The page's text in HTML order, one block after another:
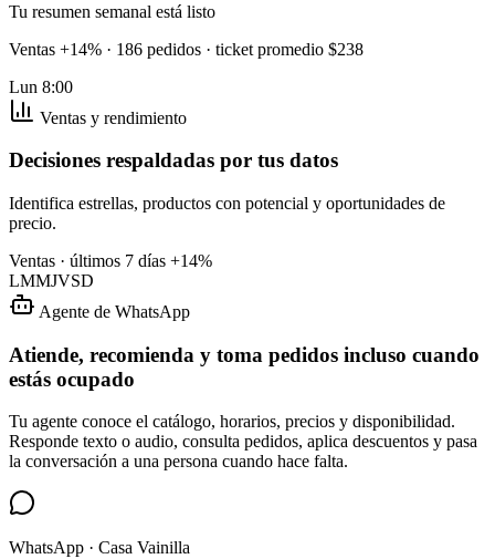
Tu resumen semanal está listo
Ventas +14% · 186 pedidos · ticket promedio $238
Lun 8:00
Ventas y rendimiento
Decisiones respaldadas por tus datos
Identifica estrellas, productos con potencial y oportunidades de
precio.
Ventas · últimos 7 días +14%
LMMJVSD
Agente de WhatsApp
Atiende, recomienda y toma pedidos incluso cuando
estás ocupado
Tu agente conoce el catálogo, horarios, precios y disponibilidad.
Responde texto o audio, consulta pedidos, aplica descuentos y pasa
la conversación a una persona cuando hace falta.
WhatsApp · Casa Vainilla